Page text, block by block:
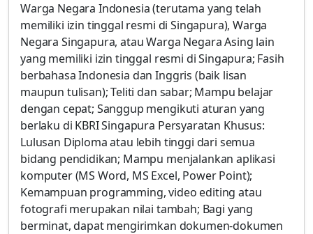
Warga Negara Indonesia (terutama yang telah
memiliki izin tinggal resmi di Singapura), Warga
Negara Singapura, atau Warga Negara Asing lain
yang memiliki izin tinggal resmi di Singapura; Fasih
berbahasa Indonesia dan Inggris (baik lisan
maupun tulisan); Teliti dan sabar; Mampu belajar
dengan cepat; Sanggup mengikuti aturan yang
berlaku di KBRI Singapura Persyaratan Khusus:
Lulusan Diploma atau lebih tinggi dari semua
bidang pendidikan; Mampu menjalankan aplikasi
komputer (MS Word, MS Excel, Power Point);
Kemampuan programming, video editing atau
fotografi merupakan nilai tambah; Bagi yang
berminat, dapat mengirimkan dokumen-dokumen